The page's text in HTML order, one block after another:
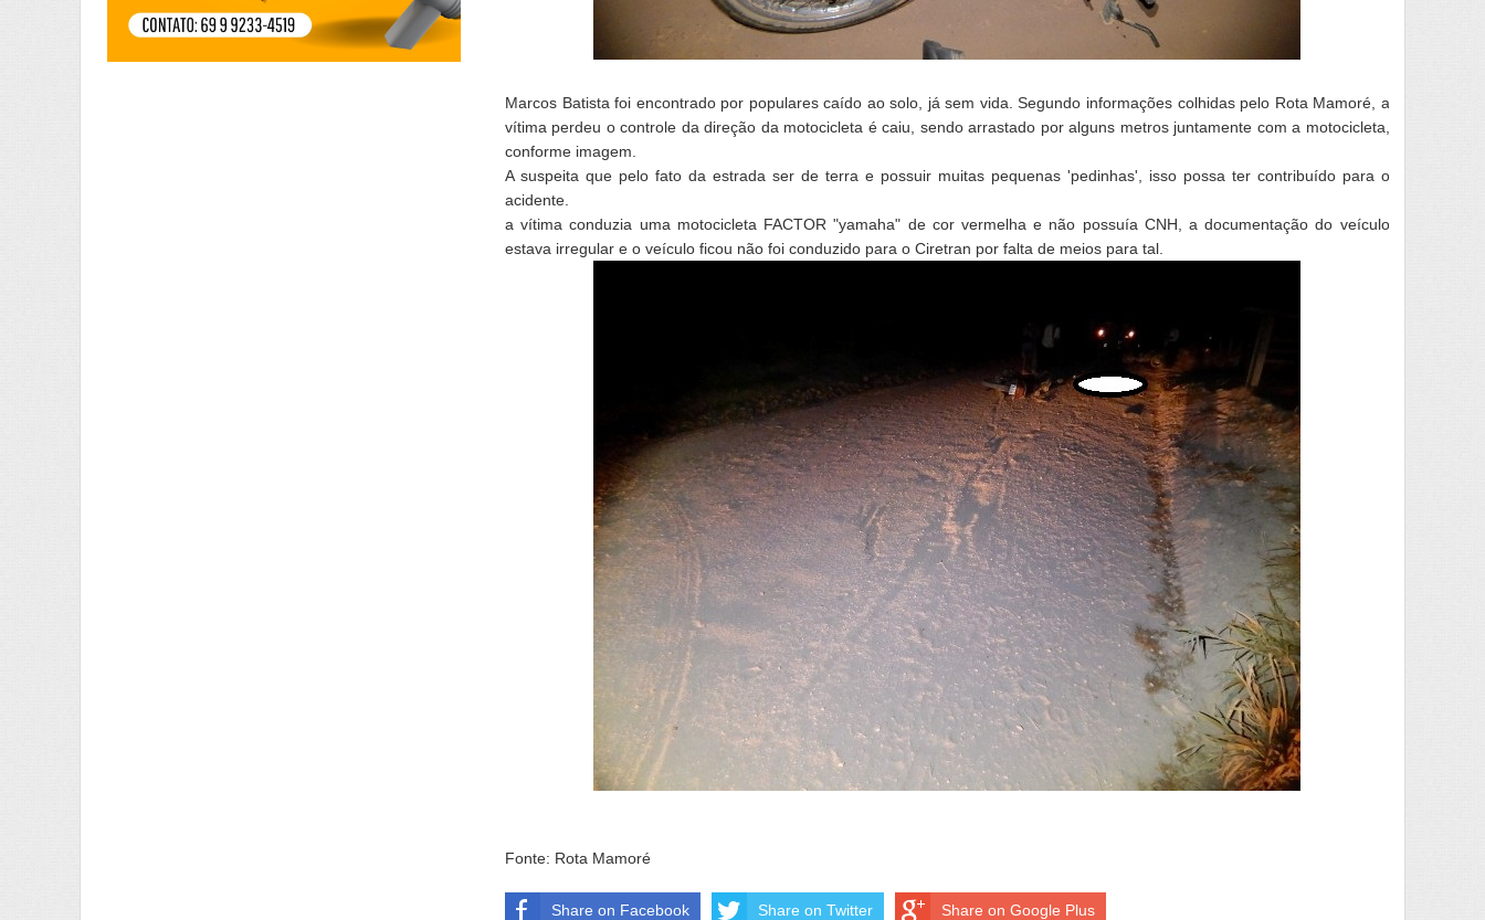
Marcos Batista foi encontrado por populares caído ao solo, já sem vida. Segundo informações colhidas pelo Rota Mamoré, a
vítima perdeu o controle da direção da motocicleta é caiu, sendo arrastado por alguns metros juntamente com a motocicleta,
conforme imagem.
A suspeita que pelo fato da estrada ser de terra e possuir muitas pequenas 'pedinhas', isso possa ter contribuído para o
acidente.
a vítima conduzia uma motocicleta FACTOR "yamaha" de cor vermelha e não possuía CNH, a documentação do veículo
estava irregular e o veículo ficou não foi conduzido para o Ciretran por falta de meios para tal.
Fonte: Rota Mamoré
Share on Facebook Share on Twitter Share on Google Plus